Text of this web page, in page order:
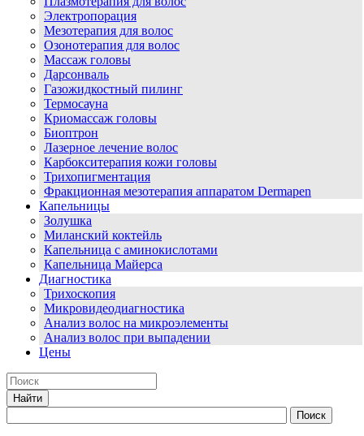
Электропорация
Мезотерапия для волос
Озонотерапия для волос
Массаж головы
Дарсонваль
Газожидкостный пилинг
Термосауна
Криомассаж головы
Биоптрон
Лазерное лечение волос
Карбокситерапия кожи головы
Трихопигментация
Фракционная мезотерапия аппаратом Dermapen
Капельницы
Золушка
Миланский коктейль
Капельница с аминокислотами
Капельница Майерса
Диагностика
Трихоскопия
Микровидеодиагностика
Анализ волос на микроэлементы
Анализ волос при выпадении
Цены